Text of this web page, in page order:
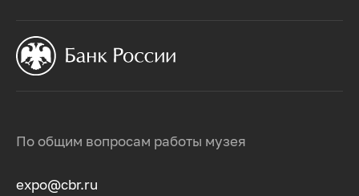
По общим вопросам работы музея
expo@cbr.ru